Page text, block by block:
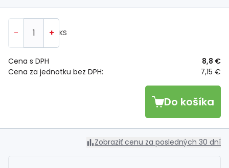
- + KS
Cena za jednotku bez DPH: 7,15 €
Cena s DPH 8,8 €
Do košíka
Zobraziť cenu za posledných 30 dní